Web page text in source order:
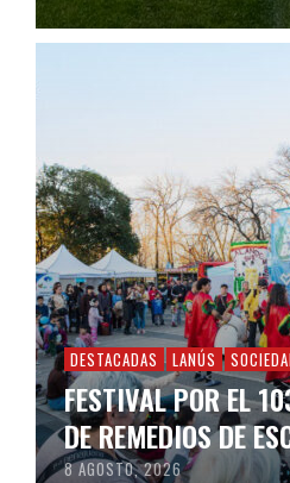
DESTACADAS LANÚS
FESTIVAL POR EL
DE REMEDIOS DE
8 AGOSTO, 2026